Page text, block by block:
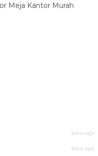
Meja Kantor Murah
baru saja
baru saja